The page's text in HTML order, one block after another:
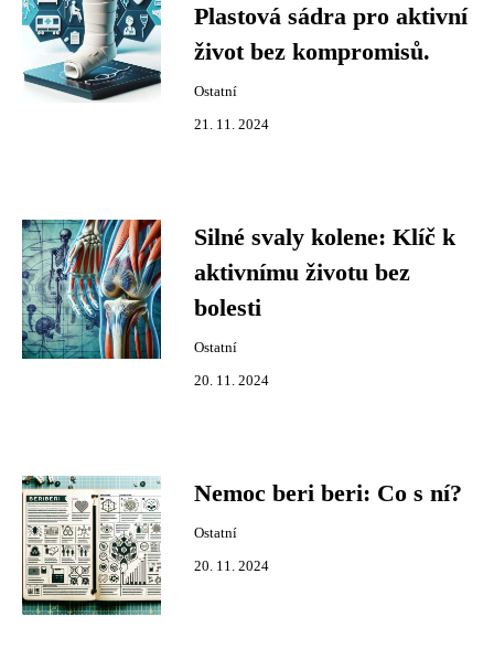
Plastová sádra pro aktivní
život bez kompromisů.
Ostatní
21. 11. 2024
Silné svaly kolene: Klíč k
aktivnímu životu bez
bolesti
Ostatní
20. 11. 2024
Nemoc beri beri: Co s ní?
Ostatní
20. 11. 2024